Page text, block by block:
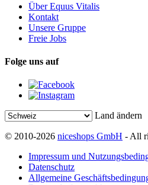
Über Equus Vitalis
Kontakt
Unsere Gruppe
Freie Jobs
Folge uns auf
Land ändern
© 2010-2026 niceshops GmbH - All
Impressum und
Datenschutz
Allgemeine